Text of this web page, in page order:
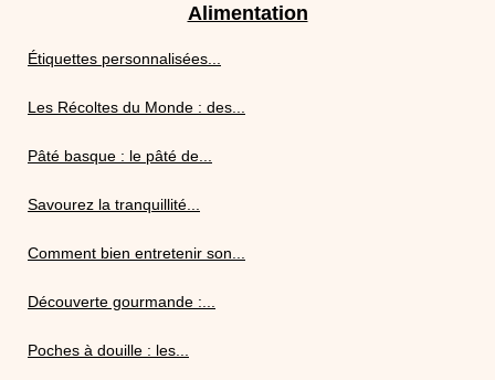
Alimentation
Étiquettes personnalisées...
Les Récoltes du Monde : des...
Pâté basque : le pâté de...
Savourez la tranquillité...
Comment bien entretenir son...
Découverte gourmande :...
Poches à douille : les...